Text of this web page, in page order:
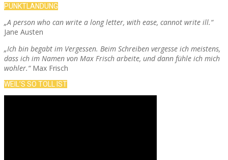
PUNKTLANDUNG
„A person who can write a long letter, with ease, cannot write ill.“
Jane Austen
„Ich bin begabt im Vergessen. Beim Schreiben vergesse ich meistens,
dass ich im Namen von Max Frisch arbeite, und dann fühle ich mich
wohler.“Max Frisch
WEIL’S SO TOLL IST